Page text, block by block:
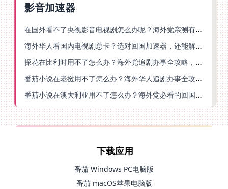
影音加速器
在国外看不了央视影音电视剧怎么办呢？海外党亲测有效的回国加速方案
海外华人看国内电视剧总卡？选对回国加速器，还能解决菲律宾打不开反诈中心的问题
探花在比利时用不了怎么办？海外党追剧办事全攻略，选对加速器就够了
番茄小说在老挝用不了怎么办？海外华人追剧办事全攻略（附实用工具推荐）
番茄小说在澳大利亚用不了怎么办？海外党必看的回国加速全指南
下载应用
番茄 Windows PC电脑版
番茄 macOS苹果电脑版